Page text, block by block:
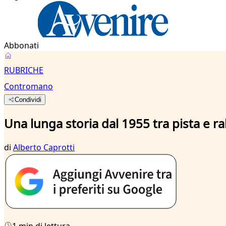
Abbonati
RUBRICHE
Contromano
Condividi
Una lunga storia dal 1955 tra pista e
di Alberto Caprotti